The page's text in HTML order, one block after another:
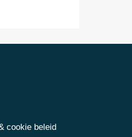
cookie beleid